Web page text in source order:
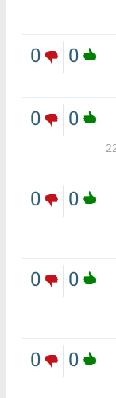
0
0
0
0
0
0
0
0
0
0